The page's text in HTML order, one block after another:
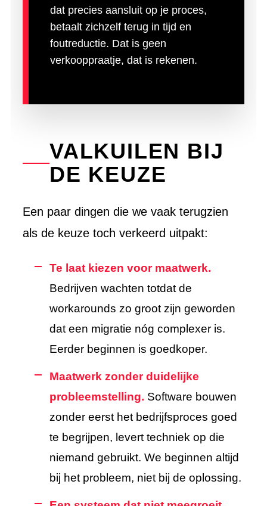
dat precies aansluit op je proces,
betaalt zichzelf terug in tijd en
foutreductie. Dat is geen
verkooppraatje, dat is rekenen.
VALKUILEN BIJ
DE KEUZE
Een paar dingen die we vaak terugzien
als de keuze toch verkeerd uitpakt:
Te laat kiezen voor maatwerk.
Bedrijven wachten totdat de
workarounds zo groot zijn geworden
dat een migratie nóg complexer is.
Eerder beginnen is goedkoper.
Maatwerk zonder duidelijke
probleemstelling. Software bouwen
zonder eerst het bedrijfsproces goed
te begrijpen, levert techniek op die
niemand gebruikt. We beginnen altijd
bij het probleem, niet bij de oplossing.